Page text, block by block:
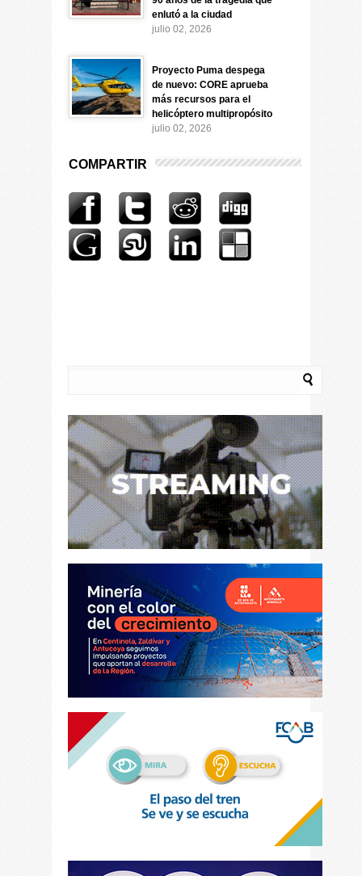
enlutó a la ciudad
julio 02, 2026
Proyecto Puma despega
de nuevo: CORE aprueba
más recursos para el
helicóptero multipropósito
julio 02, 2026
COMPARTIR